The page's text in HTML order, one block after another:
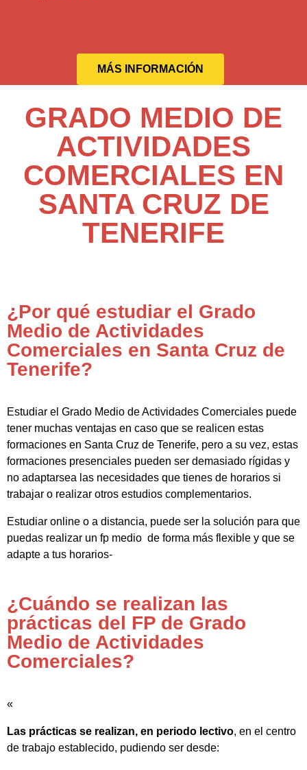
MÁS INFORMACIÓN
GRADO MEDIO DE
ACTIVIDADES
COMERCIALES EN
SANTA CRUZ DE
TENERIFE
¿Por qué estudiar el Grado
Medio de Actividades
Comerciales en Santa Cruz de
Tenerife?
Estudiar el Grado Medio de Actividades Comerciales puede
tener muchas ventajas en caso que se realicen estas
formaciones en Santa Cruz de Tenerife, pero a su vez, estas
formaciones presenciales pueden ser demasiado rígidas y
no adaptarsea las necesidades que tienes de horarios si
trabajar o realizar otros estudios complementarios.
Estudiar online o a distancia, puede ser la solución para que
puedas realizar un fp medio de forma más flexible y que se
adapte a tus horarios-
¿Cuándo se realizan las
prácticas del FP de Grado
Medio de Actividades
Comerciales?
«
Las prácticas se realizan, en periodo lectivo, en el centro
de trabajo establecido, pudiendo ser desde: